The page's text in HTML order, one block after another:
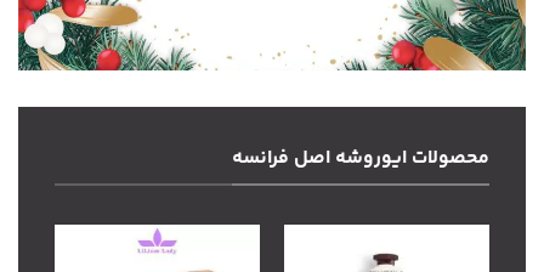
محصولات ایوروشه اصل فرانسه